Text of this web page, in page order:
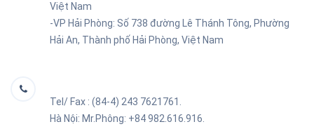
Việt Nam
-VP Hải Phòng: Số 738 đường Lê Thánh Tông, Phường
Hải An, Thành phố Hải Phòng, Việt Nam
Tel/ Fax : (84-4) 243 7621761.
Hà Nội: Mr.Phông: +84 982.616.916.